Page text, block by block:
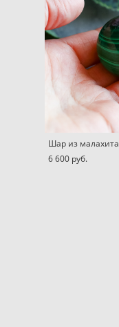
Шар из малахита
6 600 pуб.